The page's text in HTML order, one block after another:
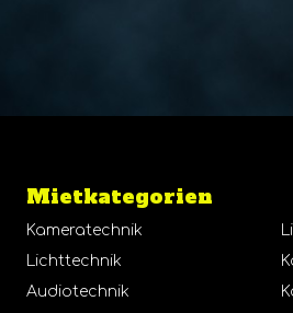
Mietkategorien
Kameratechnik
Lichttechnik
Audiotechnik